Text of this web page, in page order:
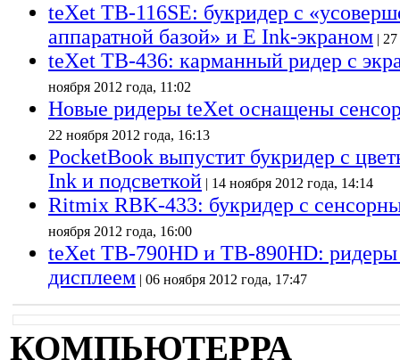
teXet TB-116SE: букридер с
аппаратной базой» и E Ink-экраном |
teXet TB-436: карманный ридер с
ноября 2012 года, 11:02
Новые ридеры teXet оснащены
22 ноября 2012 года, 16:13
PocketBook выпустит букридер с
Ink и подсветкой | 14 ноября 2012 года, 14:14
Ritmix RBK-433: букридер с
ноября 2012 года, 16:00
teXet TB-790HD и TB-890HD:
дисплеем | 06 ноября 2012 года, 17:47
КОМПЬЮТЕРРА